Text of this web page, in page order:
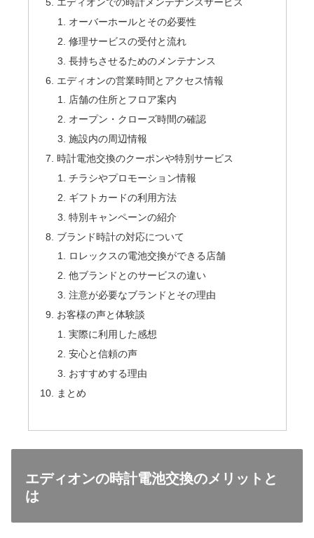
オーバーホールとその必要性
修理サービスの受付と流れ
長持ちさせるためのメンテナンス
エディオンの営業時間とアクセス情報
店舗の住所とフロア案内
オープン・クローズ時間の確認
施設内の周辺情報
時計電池交換のクーポンや特別サービス
チラシやプロモーション情報
ギフトカードの利用方法
特別キャンペーンの紹介
ブランド時計の対応について
ロレックスの電池交換ができる店舗
他ブランドとのサービスの違い
注意が必要なブランドとその理由
お客様の声と体験談
実際に利用した感想
安心と信頼の声
おすすめする理由
まとめ
エディオンの時計電池交換のメリットと
は